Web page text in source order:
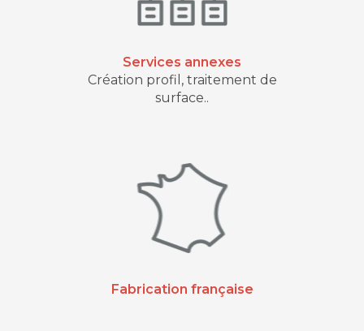
Services annexes
Création profil, traitement de
surface..
Fabrication française